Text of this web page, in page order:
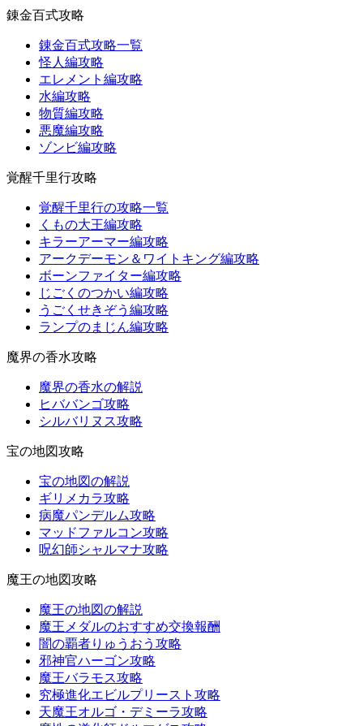
錬金百式攻略
錬金百式攻略一覧
怪人編攻略
エレメント編攻略
水編攻略
物質編攻略
悪魔編攻略
ゾンビ編攻略
覚醒千里行攻略
覚醒千里行の攻略一覧
くもの大王編攻略
キラーアーマー編攻略
アークデーモン＆ワイトキング編攻略
ボーンファイター編攻略
じごくのつかい編攻略
うごくせきぞう編攻略
ランプのまじん編攻略
魔界の香水攻略
魔界の香水の解説
ヒババンゴ攻略
シルバリヌス攻略
宝の地図攻略
宝の地図の解説
ギリメカラ攻略
病魔パンデルム攻略
マッドファルコン攻略
呪幻師シャルマナ攻略
魔王の地図攻略
魔王の地図の解説
魔王メダルのおすすめ交換報酬
闇の覇者りゅうおう攻略
邪神官ハーゴン攻略
魔王バラモス攻略
究極進化エビルプリースト攻略
天魔王オルゴ・デミーラ攻略